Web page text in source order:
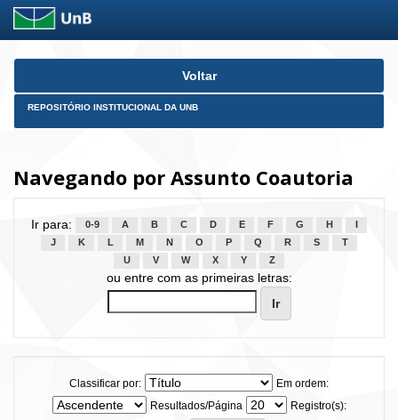
Skip
Voltar
REPOSITÓRIO INSTITUCIONAL DA UNB
Navegando por Assunto Coautoria
Ir para: 0-9 A B C D E F G H
J
K L M N O P Q R S
T
U
V W X Y Z
ou entre com as primeiras letras:
Classificar por:
Em ordem:
Resultados/Página
Registro(s):